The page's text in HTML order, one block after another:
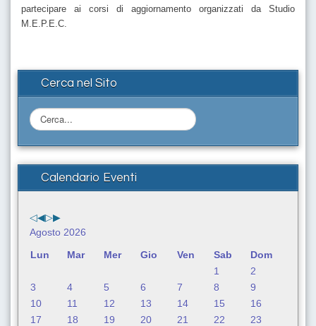
partecipare ai corsi di aggiornamento organizzati da Studio
M.E.P.E.C.
Cerca nel Sito
C
e
r
Calendario Eventi
Agosto 2026
Lun
Mar Mer Gio Ven Sab
Dom
1
2
3
4 5 6 7 8
9
10
11 12 13 14 15
16
17
18 19 20 21 22
23